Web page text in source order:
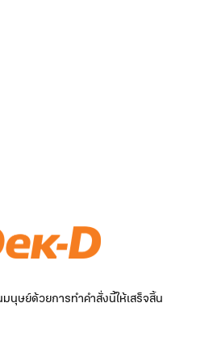
นุษย์ด้วยการทำคำสั่งนี้ให้เสร็จสิ้น